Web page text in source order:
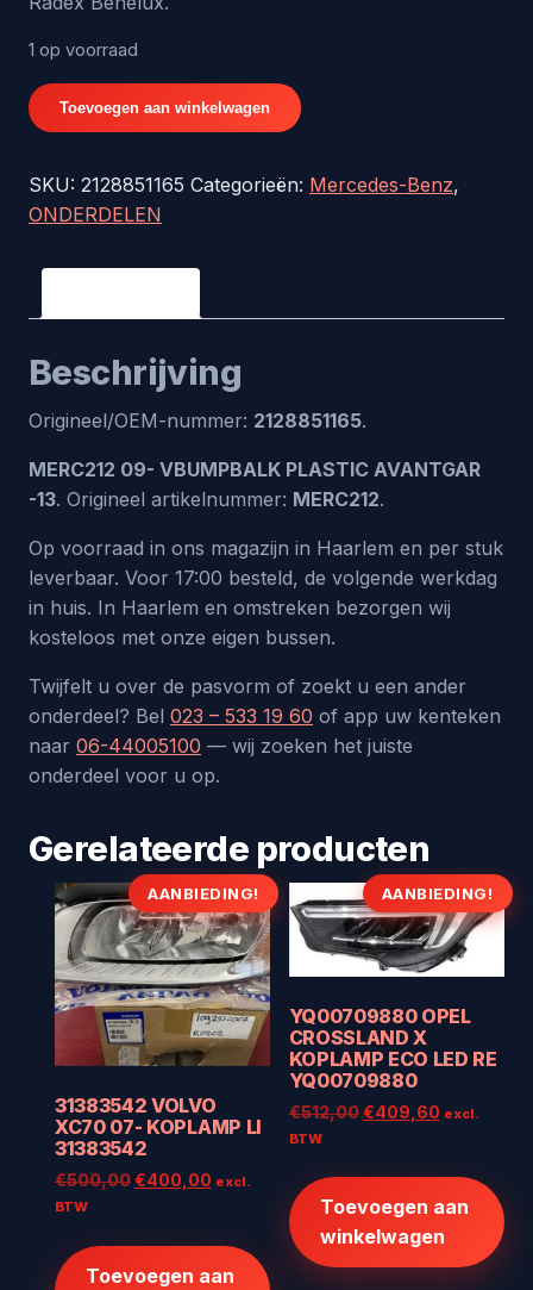
1 op voorraad
MERC212
09-
PLASTIC
AVANTGAR
2128851165
Toevoegen aan winkelwagen
SKU: 2128851165 Categorieën: Mercedes-Benz,
ONDERDELEN
Beschrijving
Origineel/OEM-nummer: 2128851165.
MERC212 09- VBUMPBALK PLASTIC AVANTGAR
-13. Origineel artikelnummer: MERC212.
Op voorraad in ons magazijn in Haarlem en per stuk
leverbaar. Voor 17:00 besteld, de volgende werkdag
in huis. In Haarlem en omstreken bezorgen wij
kosteloos met onze eigen bussen.
Twijfelt u over de pasvorm of zoekt u een ander
onderdeel? Bel 023 – 533 19 60 of app uw kenteken
naar 06-44005100 — wij zoeken het juiste
onderdeel voor u op.
Gerelateerde producten
AANBIEDING!
31383542 VOLVO
XC70 07- KOPLAMP LI
31383542
€500,00Oorspronkelijke
€400,00 Huidige
€400,00.
excl.
BTW
Toevoegen aan
AANBIEDING!
YQ00709880 OPEL
CROSSLAND X
KOPLAMP ECO LED RE
YQ00709880
€512,00 Oorspronkelijke
€409,60Huidige
€409,60.
excl.
BTW
Toevoegen aan
winkelwagen